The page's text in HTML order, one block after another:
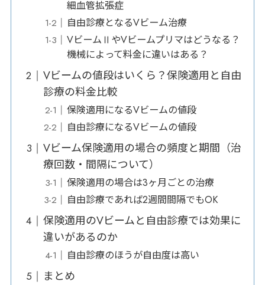
細血管拡張症
自由診療となるVビーム治療
VビームⅡやVビームプリマはどうなる？
機械によって料金に違いはある？
Vビームの値段はいくら？保険適用と自由
診療の料金比較
保険適用になるVビームの値段
自由診療になるVビームの値段
Vビーム保険適用の場合の頻度と期間（治
療回数・間隔について）
保険適用の場合は3ヶ月ごとの治療
自由診療であれば2週間間隔でもOK
保険適用のVビームと自由診療では効果に
違いがあるのか
自由診療のほうが自由度は高い
まとめ